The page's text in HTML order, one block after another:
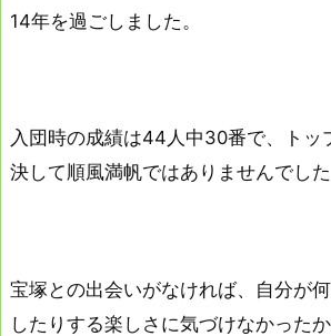
14年を過ごしました。
入団時の成績は44人中30番で、トッ
決して順風満帆ではありませんでした
宝塚との出会いがなければ、自分が
したりする楽しさに気づけなかった